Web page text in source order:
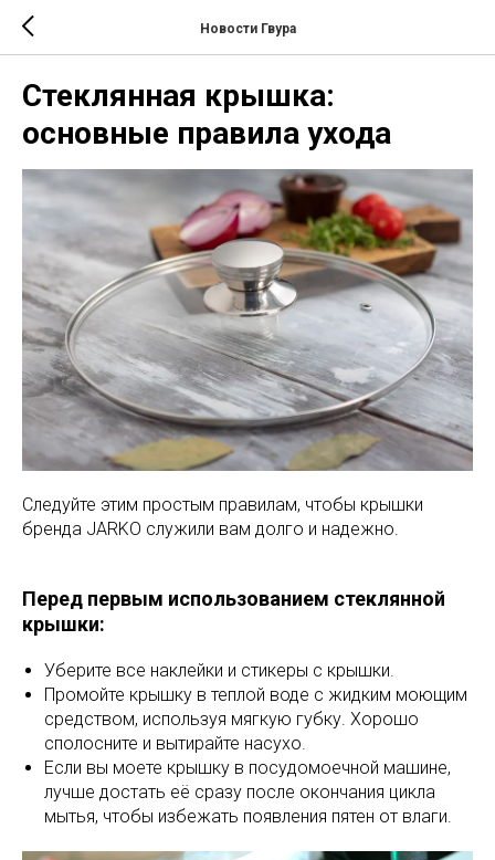
Новости Гвура
Стеклянная крышка:
основные правила ухода
Следуйте этим простым правилам, чтобы крышки
бренда JARKO служили вам долго и надежно.
Перед первым использованием стеклянной
крышки:
Уберите все наклейки и стикеры с крышки.
Промойте крышку в теплой воде с жидким моющим
средством, используя мягкую губку. Хорошо
сполосните и вытирайте насухо.
Если вы моете крышку в посудомоечной машине,
лучше достать её сразу после окончания цикла
мытья, чтобы избежать появления пятен от влаги.